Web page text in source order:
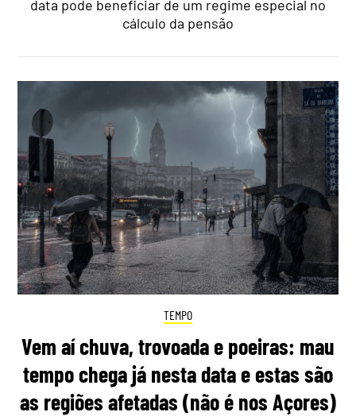
data pode beneficiar de um regime especial no
cálculo da pensão
TEMPO
Vem aí chuva, trovoada e poeiras: mau
tempo chega já nesta data e estas são
as regiões afetadas (não é nos Açores)